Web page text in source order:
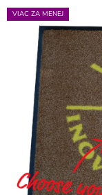
hodnotenie
produktu
hviezdičiek.
VIAC ZA MENEJ